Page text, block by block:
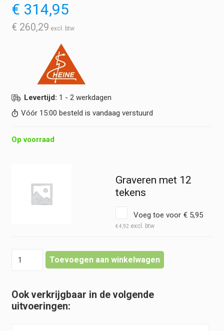
€ 314,95
€ 260,29
Levertijd: 1 - 2 werkdagen
Vóór 15:00 besteld is vandaag verstuurd
Op voorraad
Graveren met 12
tekens
Voeg toe voor € 5,95
€4,92
LED
standaard
Toevoegen aan winkelwagen
Ook verkrijgbaar in de volgende
uitvoeringen: